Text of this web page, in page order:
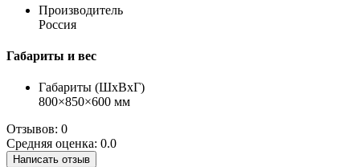
Производитель
Россия
Габариты и вес
Габариты (ШхВхГ)
800×850×600 мм
Отзывов: 0
Средняя оценка: 0.0
Написать отзыв